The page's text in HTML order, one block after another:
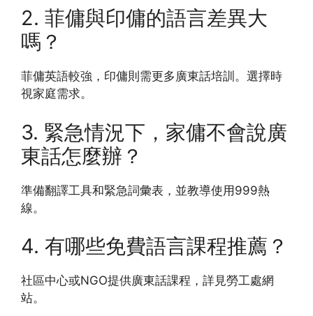
2. 菲傭與印傭的語言差異大
嗎？
菲傭英語較強，印傭則需更多廣東話培訓。選擇時
視家庭需求。
3. 緊急情況下，家傭不會說廣
東話怎麼辦？
準備翻譯工具和緊急詞彙表，並教導使用999熱
線。
4. 有哪些免費語言課程推薦？
社區中心或NGO提供廣東話課程，詳見勞工處網
站。